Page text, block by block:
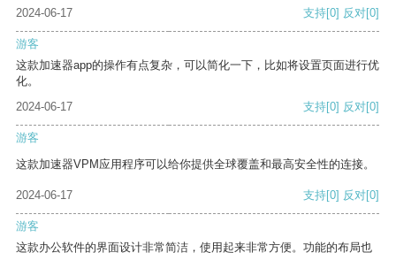
2024-06-17
支持[0] 反对[0]
游客
这款加速器app的操作有点复杂，可以简化一下，比如将设置页面进行优
化。
2024-06-17
支持[0] 反对[0]
游客
这款加速器VPM应用程序可以给你提供全球覆盖和最高安全性的连接。
2024-06-17 支持[0] 反对[0]
游客
这款办公软件的界面设计非常简洁，使用起来非常方便。功能的布局也